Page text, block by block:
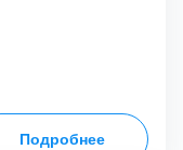
Подробнее